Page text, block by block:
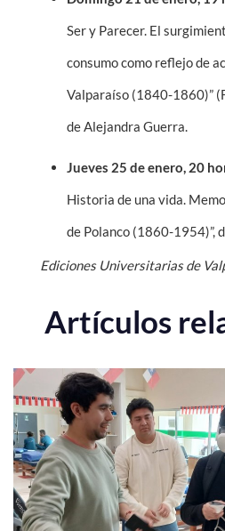
Ser y Parecer. El
consumo como reflejo de
Valparaíso (1840-1860)”
de Alejandra Guerra.
Jueves 25 de enero, 20
Historia de una vida.
de Polanco (1860-1954)”,
Ediciones Universitarias de
Artículos